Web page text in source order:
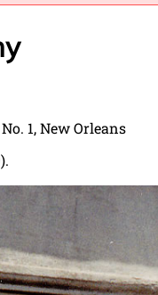
1, New Orleans